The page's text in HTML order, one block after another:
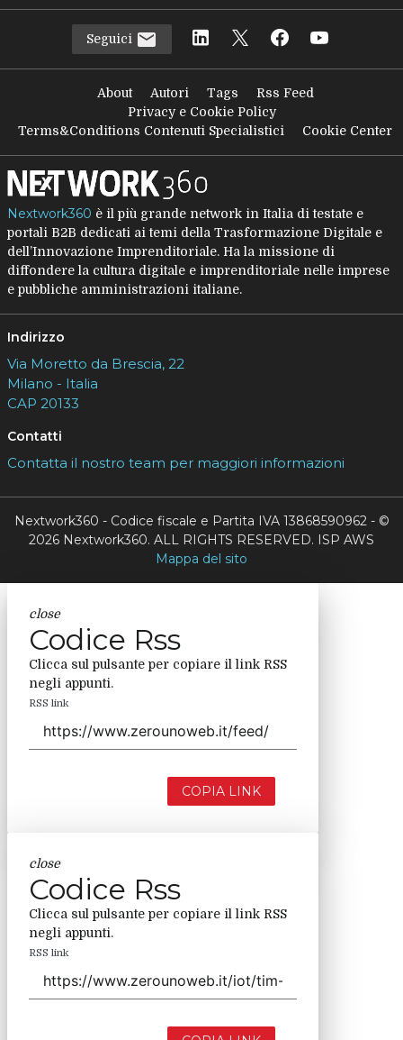
Seguici
About Autori Tags
Rss Feed
Privacy e Cookie Policy
Terms&Conditions Contenuti Specialistici
Cookie Center
Nextwork360 è il più grande network in Italia di testate e
portali B2B dedicati ai temi della Trasformazione Digitale e
dell’Innovazione Imprenditoriale. Ha la missione di
diffondere la cultura digitale e imprenditoriale nelle imprese
e pubbliche amministrazioni italiane.
Indirizzo
Via Moretto da Brescia, 22
Milano - Italia
CAP 20133
Contatti
Contatta il nostro team per maggiori informazioni
Nextwork360 - Codice fiscale e Partita IVA 13868590962 - ©
2026 Nextwork360. ALL RIGHTS RESERVED. ISP AWS
Mappa del sito
close
Codice Rss
Clicca sul pulsante per copiare il link RSS
negli appunti.
RSS link
COPIA LINK
close
Codice Rss
Clicca sul pulsante per copiare il link RSS
negli appunti.
RSS link